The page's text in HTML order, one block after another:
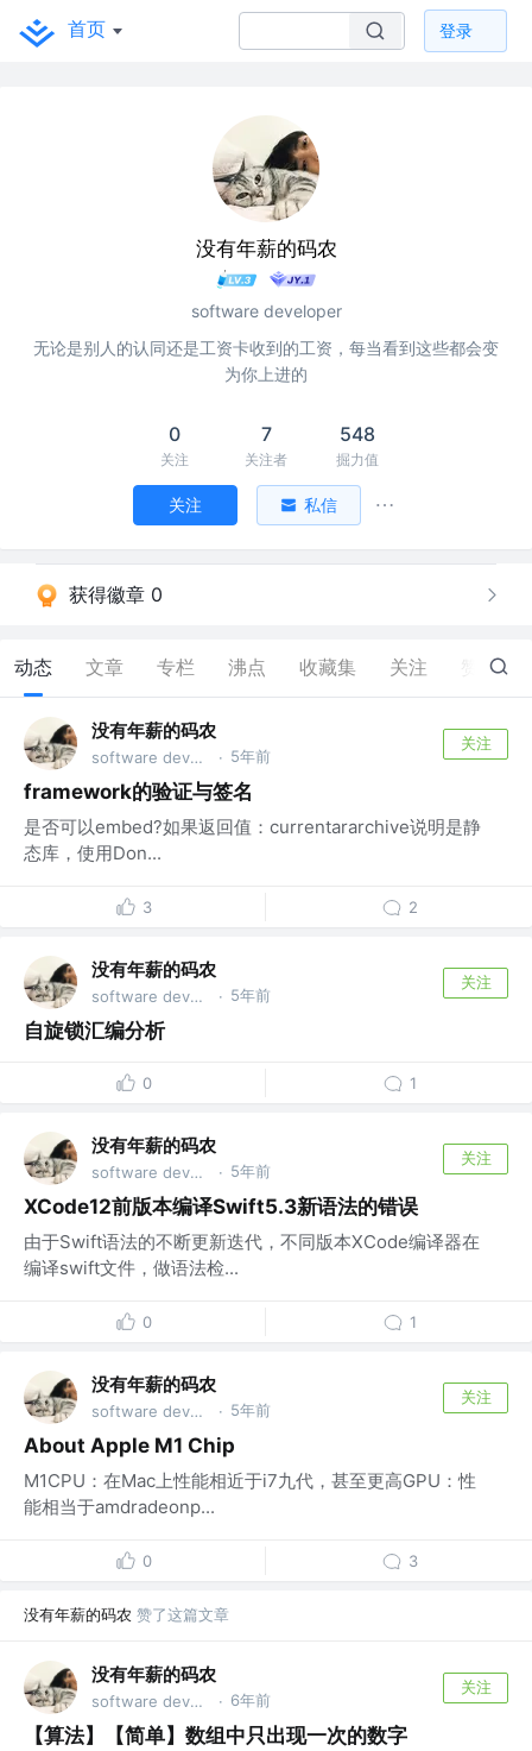
首页 登录
没有年薪的码农
software developer
无论是别人的认同还是工资卡收到的工资，每当看到这些都会变
为你上进的
0
关注
7
关注者
548
掘力值
关注 私信
获得徽章 0
动态 文章 专栏 沸点 收藏集 关注 11
没有年薪的码农
software developer · 5年前
关注
framework的验证与签名
是否可以embed?如果返回值：currentararchive说明是静
态库，使用Don...
3 2
没有年薪的码农
software developer · 5年前
关注
自旋锁汇编分析
0 1
没有年薪的码农
software developer · 5年前
关注
XCode12前版本编译Swift5.3新语法的错误
由于Swift语法的不断更新迭代，不同版本XCode编译器在
编译swift文件，做语法检...
0 1
没有年薪的码农
software developer · 5年前
关注
About Apple M1 Chip
M1CPU：在Mac上性能相近于i7九代，甚至更高GPU：性
能相当于amdradeonp...
0 3
没有年薪的码农 赞了这篇文章
没有年薪的码农
software developer · 6年前
关注
【算法】【简单】数组中只出现一次的数字